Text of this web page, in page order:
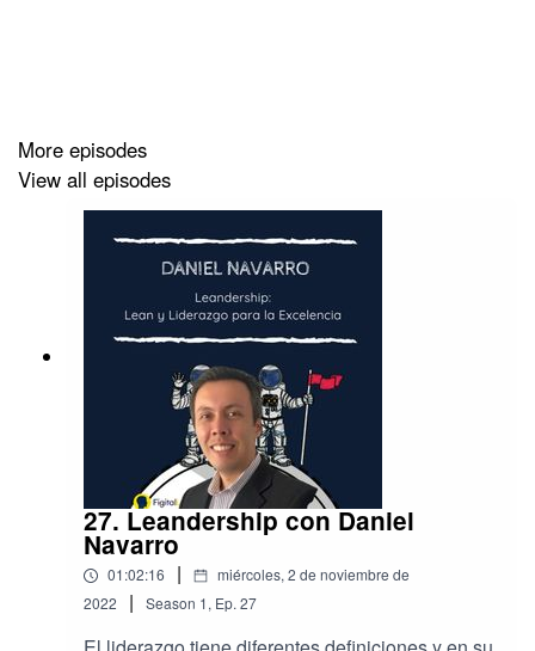
https://www.linkedin.com/in/saramnramos/
https://anchor.fm/learning-day
#learningday #mindset #meaning
More episodes
View all episodes
27. Leandership con Daniel
Navarro
01:02:16 |
miércoles, 2 de noviembre de
2022
| Season 1, Ep. 27